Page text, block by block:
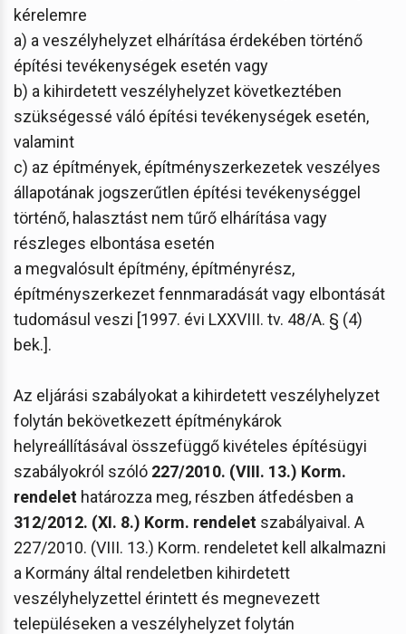
kérelemre
a) a veszélyhelyzet elhárítása érdekében történő
építési tevékenységek esetén vagy
b) a kihirdetett veszélyhelyzet következtében
szükségessé váló építési tevékenységek esetén,
valamint
c) az építmények, építményszerkezetek veszélyes
állapotának jogszerűtlen építési tevékenységgel
történő, halasztást nem tűrő elhárítása vagy
részleges elbontása esetén
a megvalósult építmény, építményrész,
építményszerkezet fennmaradását vagy elbontását
tudomásul veszi [1997. évi LXXVIII. tv. 48/A. § (4)
bek.].
Az eljárási szabályokat a kihirdetett veszélyhelyzet
folytán bekövetkezett építménykárok
helyreállításával összefüggő kivételes építésügyi
szabályokról szóló 227/2010. (VIII. 13.) Korm.
rendelet határozza meg, részben átfedésben a
312/2012. (XI. 8.) Korm. rendelet szabályaival. A
227/2010. (VIII. 13.) Korm. rendeletet kell alkalmazni
a Kormány által rendeletben kihirdetett
veszélyhelyzettel érintett és megnevezett
településeken a veszélyhelyzet folytán